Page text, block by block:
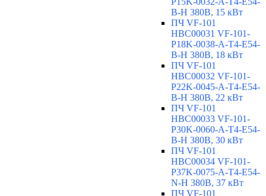
B-H 380В, 15 кВт
ПЧ VF-101
HBC00031 VF-101-
P18K-0038-A-T4-E54-
B-H 380В, 18 кВт
ПЧ VF-101
HBC00032 VF-101-
P22K-0045-A-T4-E54-
B-H 380В, 22 кВт
ПЧ VF-101
HBC00033 VF-101-
P30K-0060-A-T4-E54-
B-H 380В, 30 кВт
ПЧ VF-101
HBC00034 VF-101-
P37K-0075-A-T4-E54-
N-H 380В, 37 кВт
ПЧ VF-101